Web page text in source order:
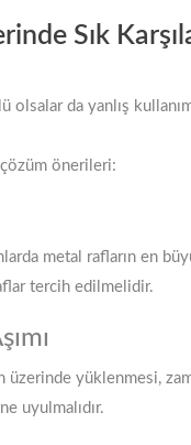
Sık
olsalar da yanlış
önerileri:
metal rafların en
tercih edilmelidir.
üzerinde yüklenmesi,
uyulmalıdır.